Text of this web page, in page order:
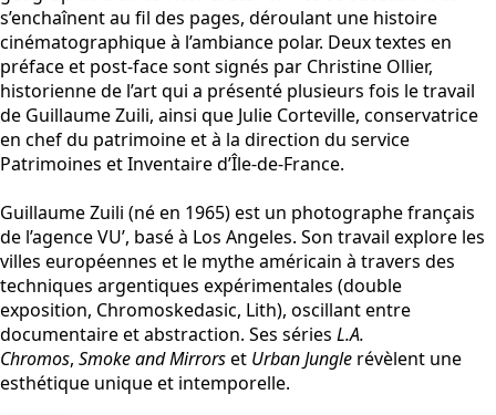
s’enchaînent au fil des pages, déroulant une histoire
cinématographique à l’ambiance polar. Deux textes en
préface et post-face sont signés par Christine Ollier,
historienne de l’art qui a présenté plusieurs fois le travail
de Guillaume Zuili, ainsi que Julie Corteville, conservatrice
en chef du patrimoine et à la direction du service
Patrimoines et Inventaire d’Île-de-France.
Guillaume Zuili (né en 1965) est un photographe français
de l’agence VU’, basé à Los Angeles. Son travail explore les
villes européennes et le mythe américain à travers des
techniques argentiques expérimentales (double
exposition, Chromoskedasic, Lith), oscillant entre
documentaire et abstraction. Ses séries L.A.
Chromos, Smoke and Mirrorset Urban Jungle révèlent une
esthétique unique et intemporelle.